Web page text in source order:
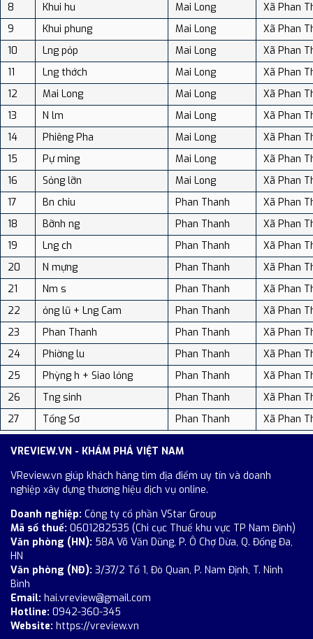
8
Khui hu Mai Long
Xã Phan
9
Khui phung Mai Long
Xã Phan
10
Lng pỏp Mai Long
Xã Phan
11
Lng thớch Mai Long
Xã Phan
12
Mai Long Mai Long
Xã Phan
13
N lm Mai Long
Xã Phan
14
Phiêng Pha Mai Long
Xã Phan
15
Pự ming Mai Long
Xã Phan
16
Sỏng lỡn Mai Long
Xã Phan
17
Bn chiu Phan Thanh
Xã Phan
18
Bỡnh ng Phan Thanh
Xã Phan
19
Lng ch Phan Thanh
Xã Phan
20
N mựng Phan Thanh
Xã Phan
21
Nm s Phan Thanh
Xã Phan
22
ỏng lũ + Lng Cam Phan Thanh
Xã Phan
23
Phan Thanh Phan Thanh
Xã Phan
24
Phiờng lu Phan Thanh
Xã Phan
25
Phỳng h + Siao lỏng Phan Thanh
Xã Phan
26
Tng sinh Phan Thanh
Xã Phan
27
Tổng Sơ Phan Thanh Xã Phan
VREVIEW.VN - KHÁM PHÁ VIỆT NAM
VReview.vn giúp khách hàng tìm địa điểm uy tín và doanh
nghiệp xây dựng thương hiệu dịch vụ online.
Doanh nghiệp: Công ty cổ phần VStar Group
Mã số thuế: 0601282535 (Chi cục Thuế khu vực TP Nam Định)
Văn phòng (HN): 58A Võ Văn Dũng, P. Ô Chợ Dừa, Q. Đống Đa,
HN
Văn phòng (NĐ): 3/37/2 Tổ 1, Đò Quan, P. Nam Định, T. Ninh
Bình
Email: hai.vreview@gmail.com
Hotline: 0942-360-345
Website: https://vreview.vn